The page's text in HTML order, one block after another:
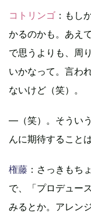
コトリンゴ ：もし
かるのかも。あえ
で思うよりも、周
いかなって。言わ
ないけど（笑）。
―（笑）。そうい
んに期待すること
権藤 ：さっきもち
で、「プロデュー
みるとか。アレン